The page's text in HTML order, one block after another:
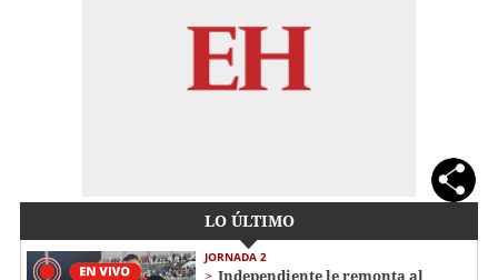
LO ÚLTIMO
JORNADA 2
Independiente le remonta al